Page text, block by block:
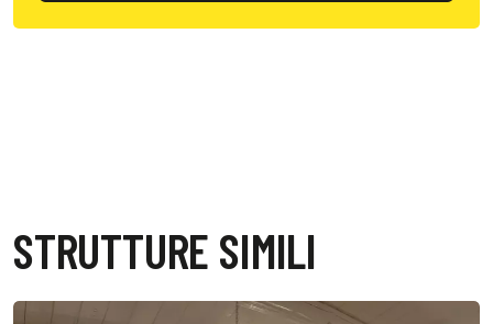
STRUTTURE SIMILI